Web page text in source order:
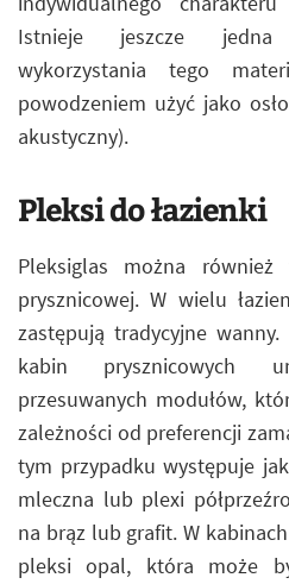
Istnieje jeszcze jedna
wykorzystania tego
powodzeniem użyć jako
akustyczny).
Pleksi do łazienki
Pleksiglas można
prysznicowej. W wielu
zastępują tradycyjne
kabin prysznicowych
przesuwanych modułów,
zależności od preferencji
tym przypadku występuje
mleczna lub plexi
na brąz lub grafit. W
pleksi opal, która może